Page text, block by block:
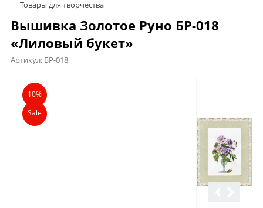
Товары для творчества
Вышивка Золотое Руно БР-018
«Лиловый букет»
Артикул: БР-018
Описание
10%
Sale